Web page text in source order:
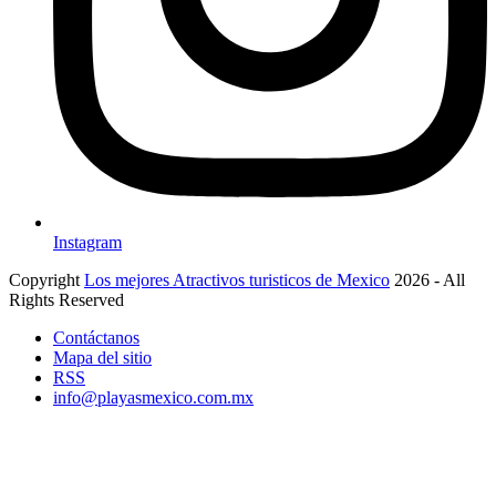
Instagram
Copyright Los mejores Atractivos turisticos de Mexico 2026 - All
Rights Reserved
Contáctanos
Mapa del sitio
RSS
info@playasmexico.com.mx